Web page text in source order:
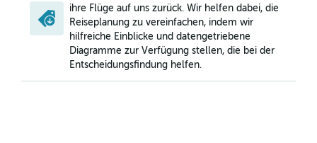
ihre Flüge auf uns zurück. Wir helfen dabei, die
Reiseplanung zu vereinfachen, indem wir
hilfreiche Einblicke und datengetriebene
Diagramme zur Verfügung stellen, die bei der
Entscheidungsfindung helfen.